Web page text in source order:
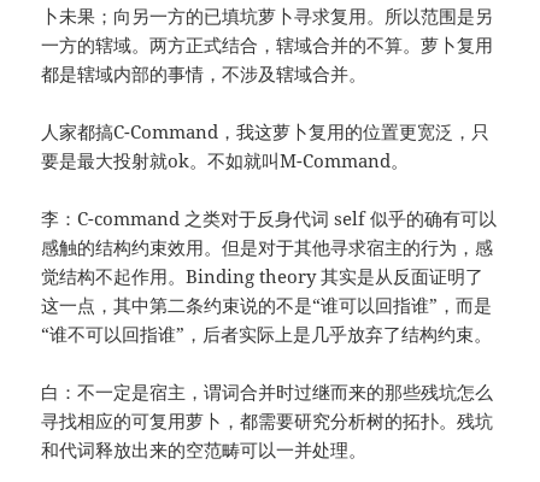
卜未果；向另一方的已填坑萝卜寻求复用。所以范围是另
一方的辖域。两方正式结合，辖域合并的不算。萝卜复用
都是辖域内部的事情，不涉及辖域合并。
人家都搞C-Command，我这萝卜复用的位置更宽泛，只
要是最大投射就ok。不如就叫M-Command。
李：C-command 之类对于反身代词 self 似乎的确有可以
感触的结构约束效用。但是对于其他寻求宿主的行为，感
觉结构不起作用。Binding theory 其实是从反面证明了
这一点，其中第二条约束说的不是“谁可以回指谁”，而是
“谁不可以回指谁”，后者实际上是几乎放弃了结构约束。
白：不一定是宿主，谓词合并时过继而来的那些残坑怎么
寻找相应的可复用萝卜，都需要研究分析树的拓扑。残坑
和代词释放出来的空范畴可以一并处理。